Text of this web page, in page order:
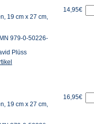
19 cm x 27 cm,
979-0-50226-
Plüss
14,95€
19 cm x 27 cm,
16,95€